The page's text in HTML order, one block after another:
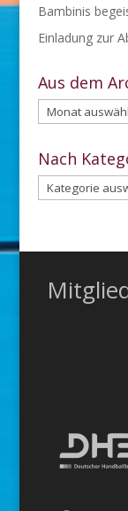
Bambinis
Einladung zur
Aus dem
Aus
dem
Archiv
Nach
Nach
Kategorie